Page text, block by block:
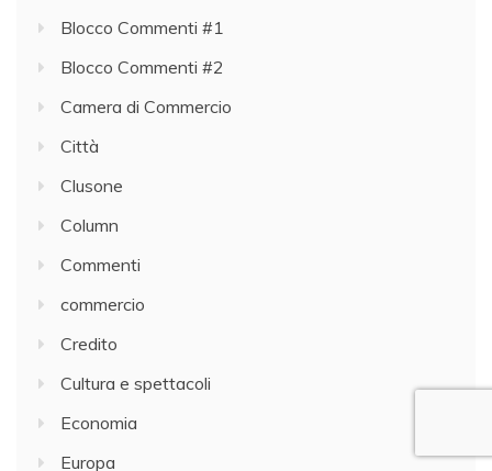
Blocco Commenti #1
Blocco Commenti #2
Camera di Commercio
Città
Clusone
Column
Commenti
commercio
Credito
Cultura e spettacoli
Economia
Europa